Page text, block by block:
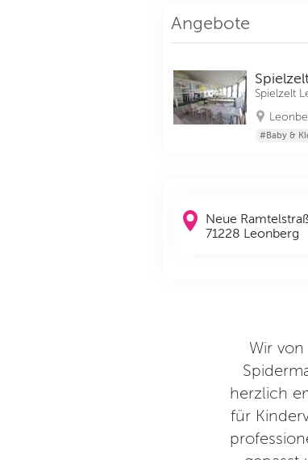
Angebote
Spielzelt
#Baby &
Neue
71228 Leonberg
Wir
herzlich
für